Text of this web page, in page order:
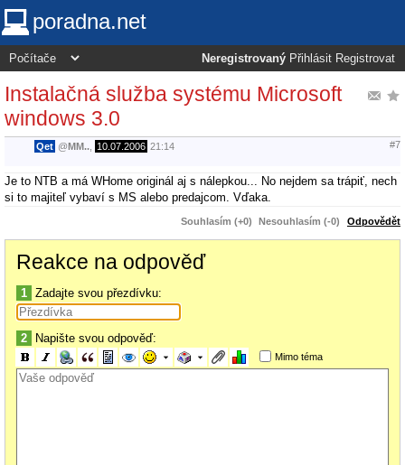
poradna.net
Neregistrovaný Přihlásit Registrovat
Instalačná služba systému Microsoft
windows 3.0
Qet @MM.. 10.07.2006 21:14 #7
Je to NTB a má WHome originál aj s nálepkou... No nejdem sa trápiť, nech
si to majiteľ vybaví s MS alebo predajcom. Vďaka.
Souhlasím (+0) Nesouhlasím (-0) Odpovědět
Reakce na odpověď
1 Zadajte svou přezdívku:
2 Napište svou odpověď:
Mimo téma